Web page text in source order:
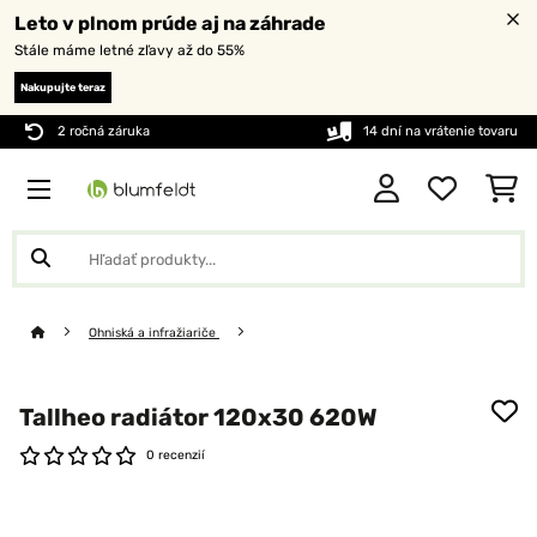
Leto v plnom prúde aj na záhrade
Stále máme letné zľavy až do 55%
Nakupujte teraz
2 ročná záruka 14 dní na vrátenie tovaru
Ohniská a infražiariče
Tallheo radiátor 120x30 620W
0 recenzií